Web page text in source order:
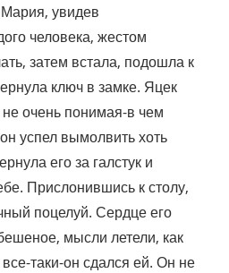
увидев
человека, жестом
затем встала, подошла к
ключ в замке. Яцек
очень понимая-в чем
успел вымолвить хоть
его за галстук и
Прислонившись к столу,
поцелуй. Сердце его
мысли летели, как
таки-он сдался ей. Он не